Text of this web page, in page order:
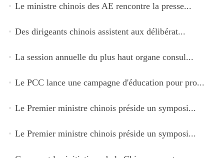
Le ministre chinois des AE rencontre la presse...
Des dirigeants chinois assistent aux délibérat...
La session annuelle du plus haut organe consul...
Le PCC lance une campagne d'éducation pour pro...
Le Premier ministre chinois préside un symposi...
Le Premier ministre chinois préside un symposi...